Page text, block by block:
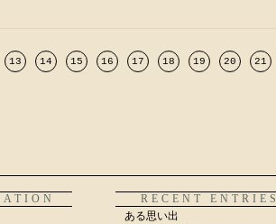
13 14 15 16 17 18 19 20 21
RECENT ENTRIES
ある思い出